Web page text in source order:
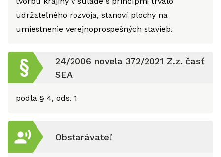
udržateľného rozvoja, stanoví plochy na
umiestnenie verejnoprospešných stavieb.
24/2006 novela 372/2021 Z.z. časť
SEA
podla § 4, ods. 1
Obstarávateľ